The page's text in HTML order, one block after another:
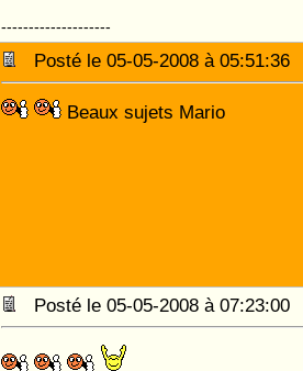
--------------------
Posté le 05-05-2008 à
Beaux sujets Mario
Posté le 05-05-2008 à